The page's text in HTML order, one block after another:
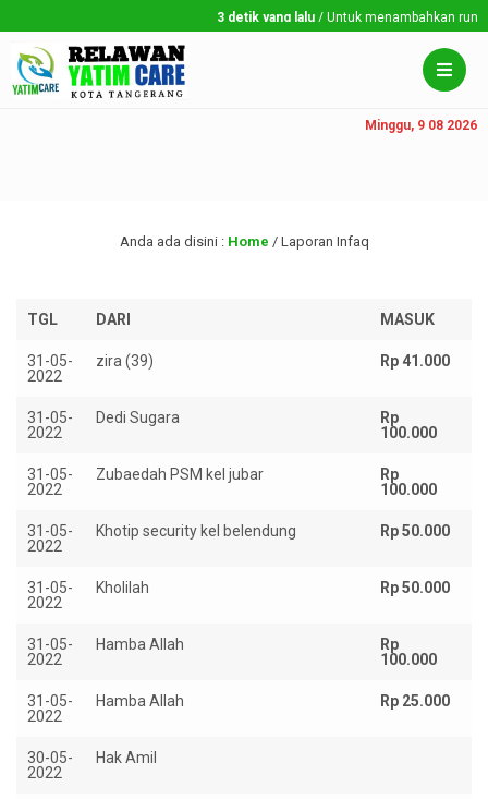
3 detik yang lalu/ Untuk menambahkan
Minggu, 9 08 2026
Anda ada disini : Home / Laporan Infaq
TGL DARI MASUK
31-05-
2022
zira (39) Rp 41.000
31-05-
2022
Dedi Sugara
Rp
100.000
31-05-
2022
Zubaedah PSM kel jubar
Rp
100.000
31-05-
2022
Khotip security kel belendung Rp 50.000
31-05-
2022
Kholilah Rp 50.000
31-05-
2022
Hamba Allah
Rp
100.000
31-05-
2022
Hamba Allah Rp 25.000
30-05-
2022
Hak Amil